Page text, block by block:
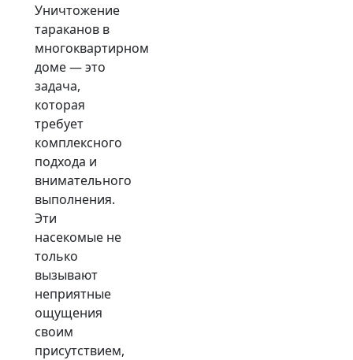
Уничтожение
тараканов в
многоквартирном
доме — это
задача,
которая
требует
комплексного
подхода и
внимательного
выполнения.
Эти
насекомые не
только
вызывают
неприятные
ощущения
своим
присутствием,